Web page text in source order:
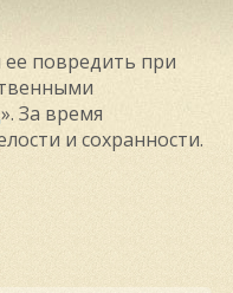
ее повредить при
». За время
и сохранности.